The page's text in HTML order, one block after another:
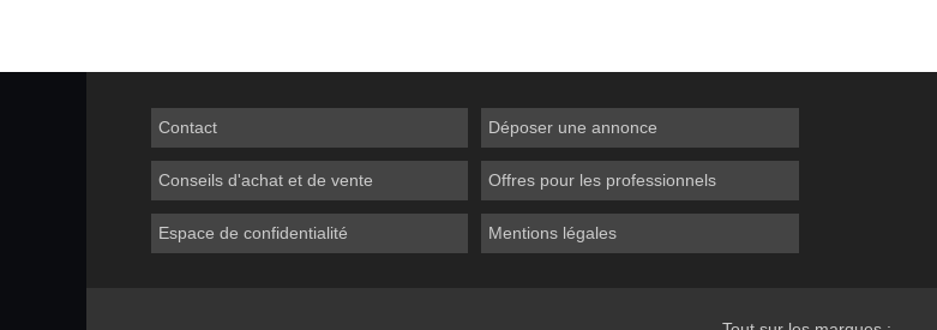
Contact Déposer une annonce
Conseils d'achat et de vente Offres pour les professionnels
Espace de confidentialité Mentions légales